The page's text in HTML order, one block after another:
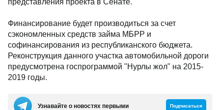
представления проекта в Сенате.
Финансирование будет производиться за счет
сэкономленных средств займа МБРР и
софинансирования из республиканского бюджета.
Реконструкция данного участка автомобильной дороги
предусмотрена госпрограммой "Нурлы жол" на 2015-
2019 годы.
Узнавайте о новостях первыми Подписаться